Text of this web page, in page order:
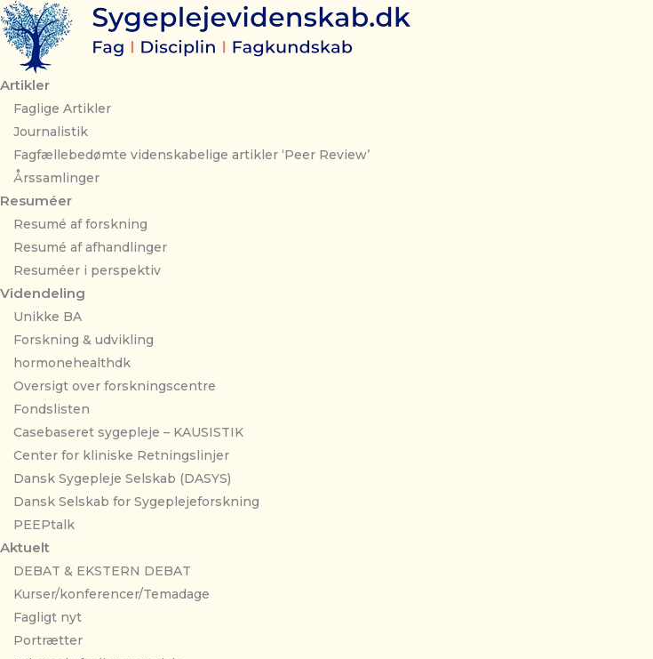
Gå
til
indholdet
Artikler
Faglige Artikler
Journalistik
Fagfællebedømte videnskabelige artikler ‘Peer Review’
Årssamlinger
Resuméer
Resumé af forskning
Resumé af afhandlinger
Resuméer i perspektiv
Videndeling
Unikke BA
Forskning & udvikling
hormonehealthdk
Oversigt over forskningscentre
Fondslisten
Casebaseret sygepleje – KAUSISTIK
Center for kliniske Retningslinjer
Dansk Sygepleje Selskab (DASYS)
Dansk Selskab for Sygeplejeforskning
PEEPtalk
Aktuelt
DEBAT & EKSTERN DEBAT
Kurser/konferencer/Temadage
Fagligt nyt
Portrætter